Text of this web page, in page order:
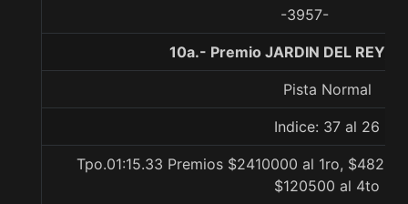
-3957-
10a.- Premio JARDIN DEL REY,
Pista Normal
Indice: 37 al 26
Tpo.01:15.33 Premios $2410000 al 1ro,
$120500 al 4to